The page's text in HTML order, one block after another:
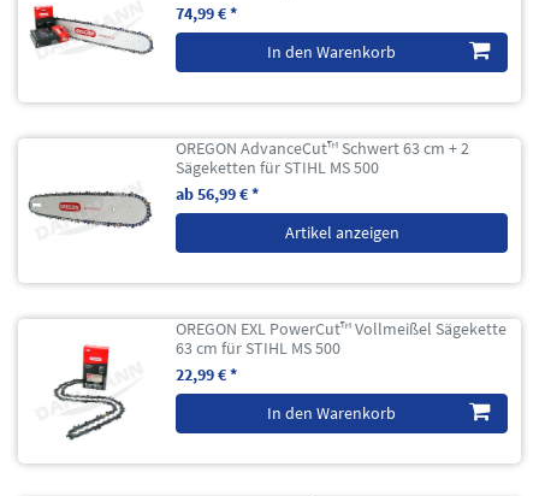
74,99 € *
In den Warenkorb
OREGON AdvanceCut™ Schwert 63 cm + 2
Sägeketten für STIHL MS 500
ab 56,99 € *
Artikel anzeigen
OREGON EXL PowerCut™ Vollmeißel Sägekette
63 cm für STIHL MS 500
22,99 € *
In den Warenkorb